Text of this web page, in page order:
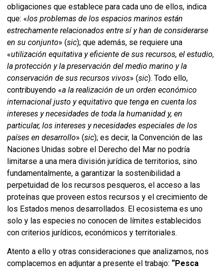
obligaciones que establece para cada uno de ellos, indica
que: «los problemas de los espacios marinos están
estrechamente relacionados entre sí y han de considerarse
en su conjunto» (sic); que además, se requiere una
«utilización equitativa y eficiente de sus recursos, el estudio,
la protección y la preservación del medio marino y la
conservación de sus recursos vivos» (sic). Todo ello,
contribuyendo «a la realización de un orden económico
internacional justo y equitativo que tenga en cuenta los
intereses y necesidades de toda la humanidad y, en
particular, los intereses y necesidades especiales de los
países en desarrollo» (sic); es decir, la Convención de las
Naciones Unidas sobre el Derecho del Mar no podría
limitarse a una mera división jurídica de territorios, sino
fundamentalmente, a garantizar la sostenibilidad a
perpetuidad de los recursos pesqueros, el acceso a las
proteínas que proveen estos recursos y el crecimiento de
los Estados menos desarrollados. El ecosistema es uno
solo y las especies no conocen de límites establecidos
con criterios jurídicos, económicos y territoriales.
Atento a ello y otras consideraciones que analizamos, nos
complacemos en adjuntar a presente el trabajo: “Pesca